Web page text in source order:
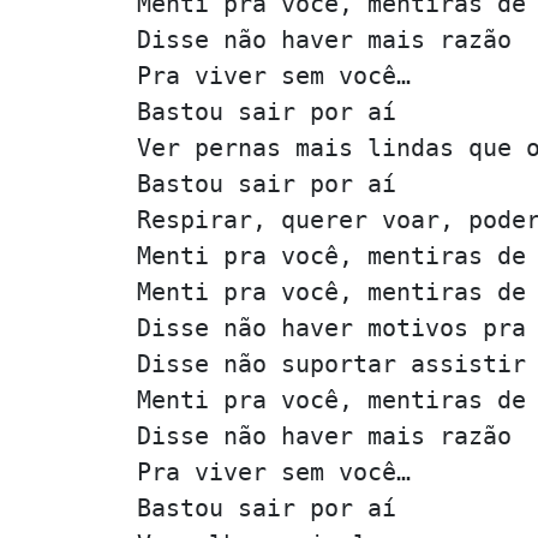
Disse não haver mais razão
Pra viver sem você…
Bastou sair por aí
Ver pernas mais lindas que
Bastou sair por aí
Respirar, querer voar,
Menti pra você, mentiras de
Menti pra você, mentiras de
Disse não haver motivos
Disse não suportar
Menti pra você, mentiras de
Disse não haver mais razão
Pra viver sem você…
Bastou sair por aí